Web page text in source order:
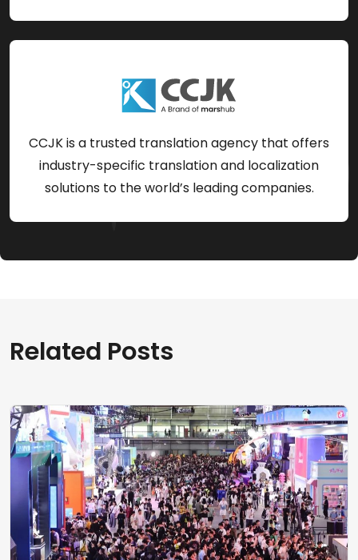
CCJK is a trusted translation agency that offers
industry-specific translation and localization
solutions to the world’s leading companies.
Related Posts